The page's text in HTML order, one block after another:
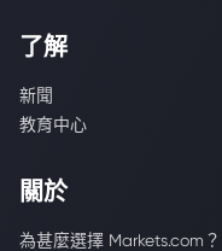
了解
新聞
教育中心
關於
為甚麼選擇 Markets.com？